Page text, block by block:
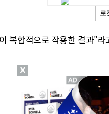
복합적으로 작용한 결과"
X